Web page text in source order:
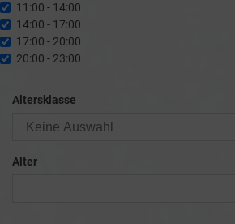
11:00 - 14:00
14:00 - 17:00
17:00 - 20:00
20:00 - 23:00
Altersklasse
Alter